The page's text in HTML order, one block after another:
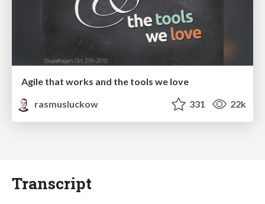
Agile that works and the tools we love
rasmusluckow
331 22k
Transcript